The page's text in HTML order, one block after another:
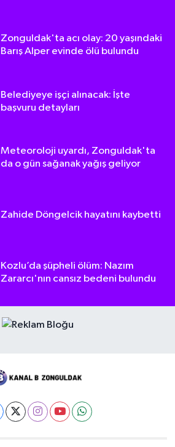
Zonguldak'ta acı olay: 20 yaşındaki
Barış Alper evinde ölü bulundu
Belediyeye işçi alınacak: İşte
başvuru detayları
Meteoroloji uyardı, Zonguldak'ta
da o gün sağanak yağış geliyor
Zahide Döngelcik hayatını kaybetti
Kozlu’da şüpheli ölüm: Nazım
Zararcı'nın cansız bedeni bulundu